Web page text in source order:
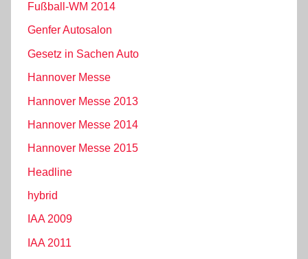
Fußball-WM 2014
Genfer Autosalon
Gesetz in Sachen Auto
Hannover Messe
Hannover Messe 2013
Hannover Messe 2014
Hannover Messe 2015
Headline
hybrid
IAA 2009
IAA 2011